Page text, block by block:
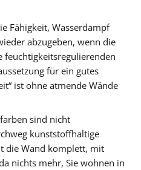
Fähigkeit, Wasserdampf
abzugeben, wenn die
feuchtigkeitsregulierenden
für ein gutes
ist ohne atmende Wände
sind nicht
kunststoffhaltige
die Wand komplett, mit
nichts mehr, Sie wohnen in